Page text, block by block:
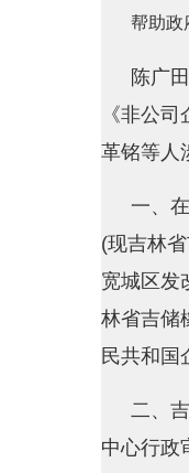
帮助政
陈广
《非公
革铭等人
一、
(现吉林
宽城区发
林省吉储
民共和国
二、
中心行政